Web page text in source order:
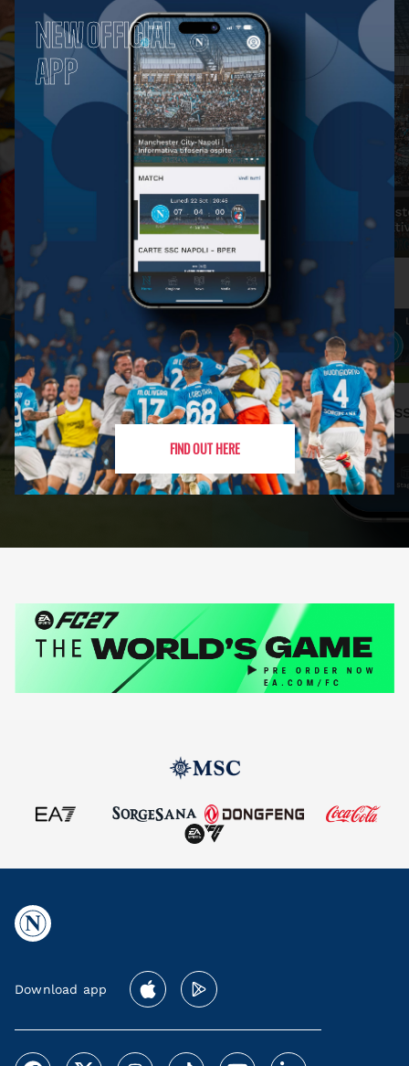
NEW OFFICIAL
APP
FIND OUT HERE
Download app